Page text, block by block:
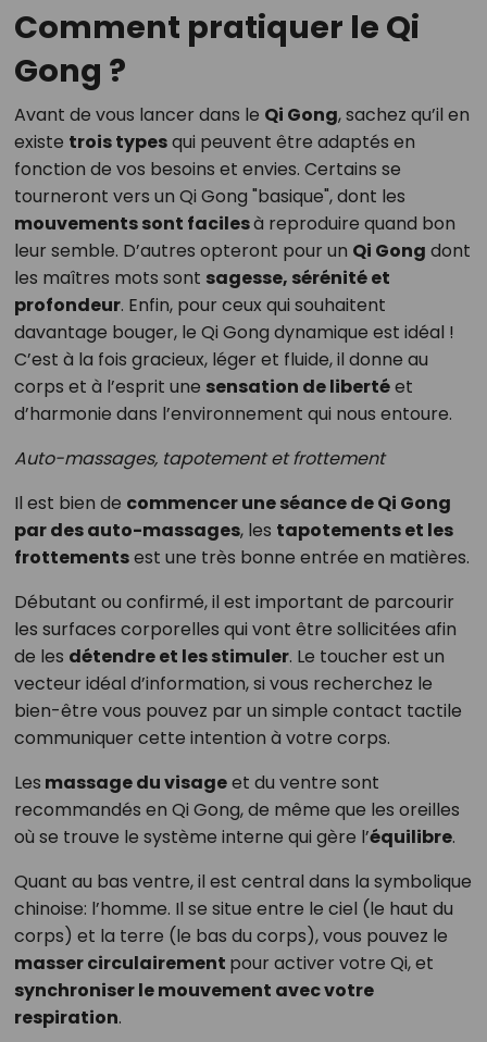
Comment pratiquer le Qi
Gong ?
Avant de vous lancer dans le Qi Gong, sachez qu’il en
existe trois typesqui peuvent être adaptés en
fonction de vos besoins et envies. Certains se
tourneront vers un Qi Gong "basique", dont les
mouvements sont facilesà reproduire quand bon
leur semble. D’autres opteront pour un Qi Gong dont
les maîtres mots sont sagesse, sérénité et
profondeur. Enfin, pour ceux qui souhaitent
davantage bouger, le Qi Gong dynamique est idéal !
C’est à la fois gracieux, léger et fluide, il donne au
corps et à l’esprit une sensation de libertéet
d’harmonie dans l’environnement qui nous entoure.
Auto-massages, tapotement et frottement
Il est bien de commencer une séance de Qi Gong
par des auto-massages, les tapotements et les
frottementsest une très bonne entrée en matières.
Débutant ou confirmé, il est important de parcourir
les surfaces corporelles qui vont être sollicitées afin
de les détendre et les stimuler. Le toucher est un
vecteur idéal d’information, si vous recherchez le
bien-être vous pouvez par un simple contact tactile
communiquer cette intention à votre corps.
Les massage du visageet du ventre sont
recommandés en Qi Gong, de même que les oreilles
où se trouve le système interne qui gère l’équilibre.
Quant au bas ventre, il est central dans la symbolique
chinoise: l’homme. Il se situe entre le ciel (le haut du
corps) et la terre (le bas du corps), vous pouvez le
masser circulairement pour activer votre Qi, et
synchroniser le mouvement avec votre
respiration.